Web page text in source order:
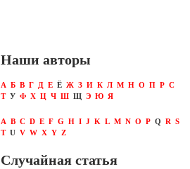
Наши авторы
А Б В Г Д Е Ё Ж З И К Л М Н О П Р С
Т У Ф Х Ц Ч Ш Щ Э Ю Я
A B C D E F G H I J K L M N O P Q R S
T U V W X Y Z
Случайная статья